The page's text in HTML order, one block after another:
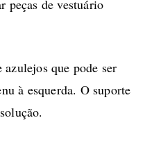
peças de vestuário
que pode ser
à esquerda. O suporte